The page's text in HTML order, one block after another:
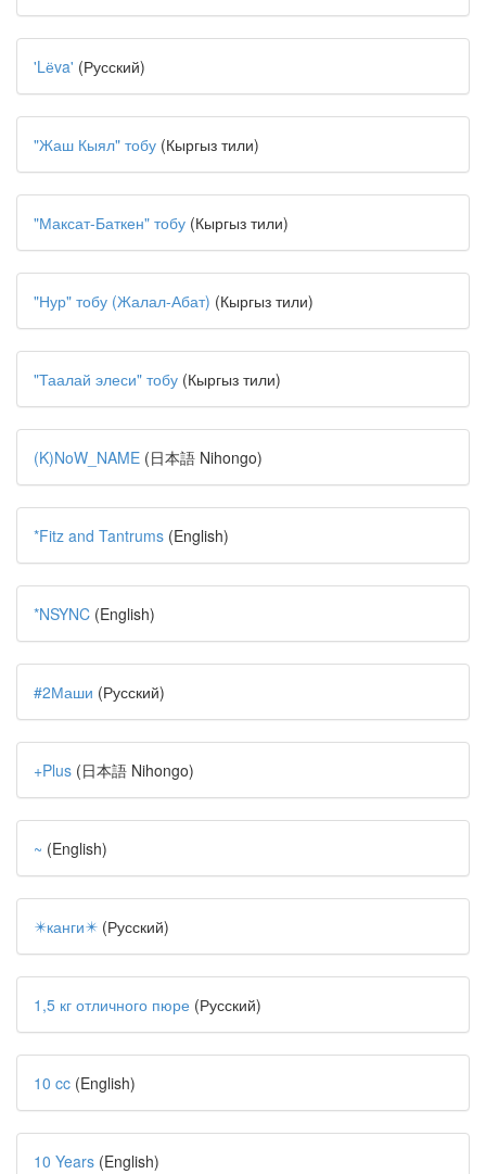
'Lёva' (Русский)
"Жаш Кыял" тобу (Кыргыз тили)
"Максат-Баткен" тобу (Кыргыз тили)
"Нур" тобу (Жалал-Абат) (Кыргыз тили)
"Таалай элеси" тобу (Кыргыз тили)
(K)NoW_NAME (日本語 Nihongo)
*Fitz and Tantrums (English)
*NSYNC (English)
#2Маши (Русский)
+Plus (日本語 Nihongo)
~ (English)
✴️канги✴️ (Русский)
1,5 кг отличного пюре (Русский)
10 cc (English)
10 Years (English)